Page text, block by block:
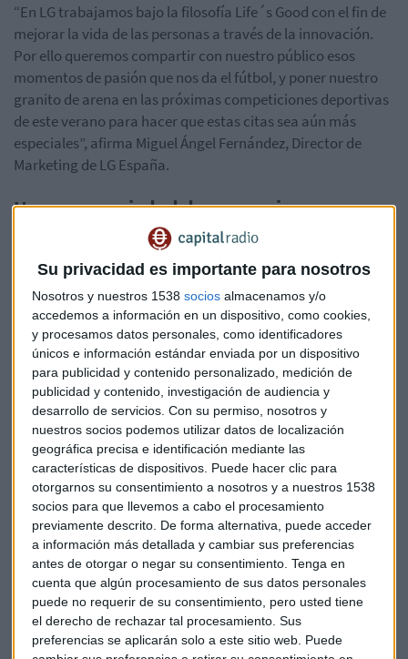
Su privacidad es importante para nosotros
Nosotros y nuestros 1538 socios almacenamos y/o
accedemos a información en un dispositivo, como cookies,
y procesamos datos personales, como identificadores
únicos e información estándar enviada por un dispositivo
para publicidad y contenido personalizado, medición de
publicidad y contenido, investigación de audiencia y
desarrollo de servicios. Con su permiso, nosotros y
nuestros socios podemos utilizar datos de localización
geográfica precisa e identificación mediante las
características de dispositivos. Puede hacer clic para
otorgarnos su consentimiento a nosotros y a nuestros 1538
socios para que llevemos a cabo el procesamiento
previamente descrito. De forma alternativa, puede acceder
a información más detallada y cambiar sus preferencias
antes de otorgar o negar su consentimiento. Tenga en
cuenta que algún procesamiento de sus datos personales
puede no requerir de su consentimiento, pero usted tiene
el derecho de rechazar tal procesamiento. Sus
preferencias se aplicarán solo a este sitio web. Puede
“En LG trabajamos bajo la filosofía Life´s Good con el fin de
mejorar la vida de las personas a través de la innovación.
Por ello queremos compartir con nuestro público esos
momentos de pasión que nos da el fútbol, y poner nuestro
granito de arena en las próximas competiciones deportivas
de este verano para hacer que estas citas sea aún más
especiales”, afirma Miguel Ángel Fernández, Director de
Marketing de LG España.
Una gran variedad de promociones para
disfrutar del deporte con la mayor calidad
Esta nueva campaña no dejará indiferente a nadie, ya que
ofrece diferentes regalos para cada uno de los productos
sujetos a la promoción entre los que se encuentran
televisores, barras de sonido, frigoríficos, lavadoras,
lavavajillas, hornos, y aires acondicionados. Por la compra
de una TV LG OLED se podrán reembolsar hasta 2.000€, y si
además la acompañan de una barra de sonido, la cifra
puede ampliarse con hasta 300€ más. Vive la verdadera
experiencia del fútbol en casa animando los colores de tu
equipo, que brillarán como nunca en la TV, y disfruta de la
emoción como si estuvieras en el estadio con la perfecta
sincronización entre imagen y sonido que proporcionan las
barras de sonido LG. Y para aquellos que no conciben ver un
partido de fútbol sin una bebida fresca en la mano, la marca
regala hasta un año de cerveza con la compra de un
frigorífico.
Además, con los equipos de aire acondicionado LG
DUALCOOL y LG ARTCOOL Gallery podrás refrescarte con el